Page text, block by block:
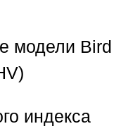
модели Bird
индекса